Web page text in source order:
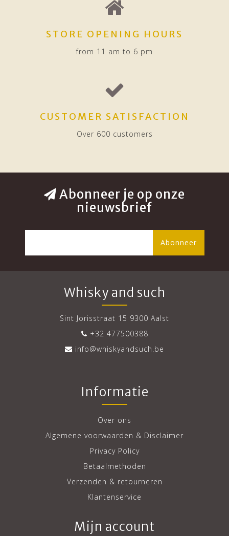
STORE OPENING HOURS
from 11 am to 6 pm
CUSTOMER SATISFACTION
Over 600 customers
Abonneer je op onze
nieuwsbrief
Abonneer
Whisky and such
Sint Jorisstraat 15 9300 Aalst
+32 477500388
info@whiskyandsuch.be
Informatie
Over ons
Algemene voorwaarden & Disclaimer
Privacy Policy
Betaalmethoden
Verzenden & retourneren
Klantenservice
Mijn account